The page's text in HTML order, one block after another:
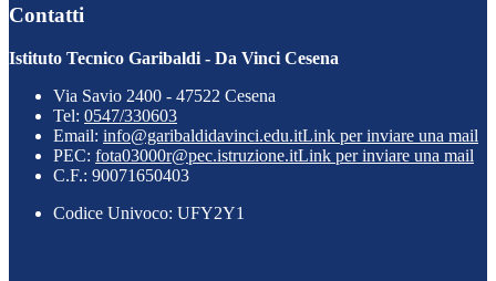
Contatti
Istituto Tecnico Garibaldi - Da Vinci Cesena
Via Savio 2400 - 47522 Cesena
Tel: 0547/330603
Email: info@garibaldidavinci.edu.itLink per inviare una mail
PEC: fota03000r@pec.istruzione.itLink per inviare una mail
C.F.: 90071650403
Codice Univoco: UFY2Y1